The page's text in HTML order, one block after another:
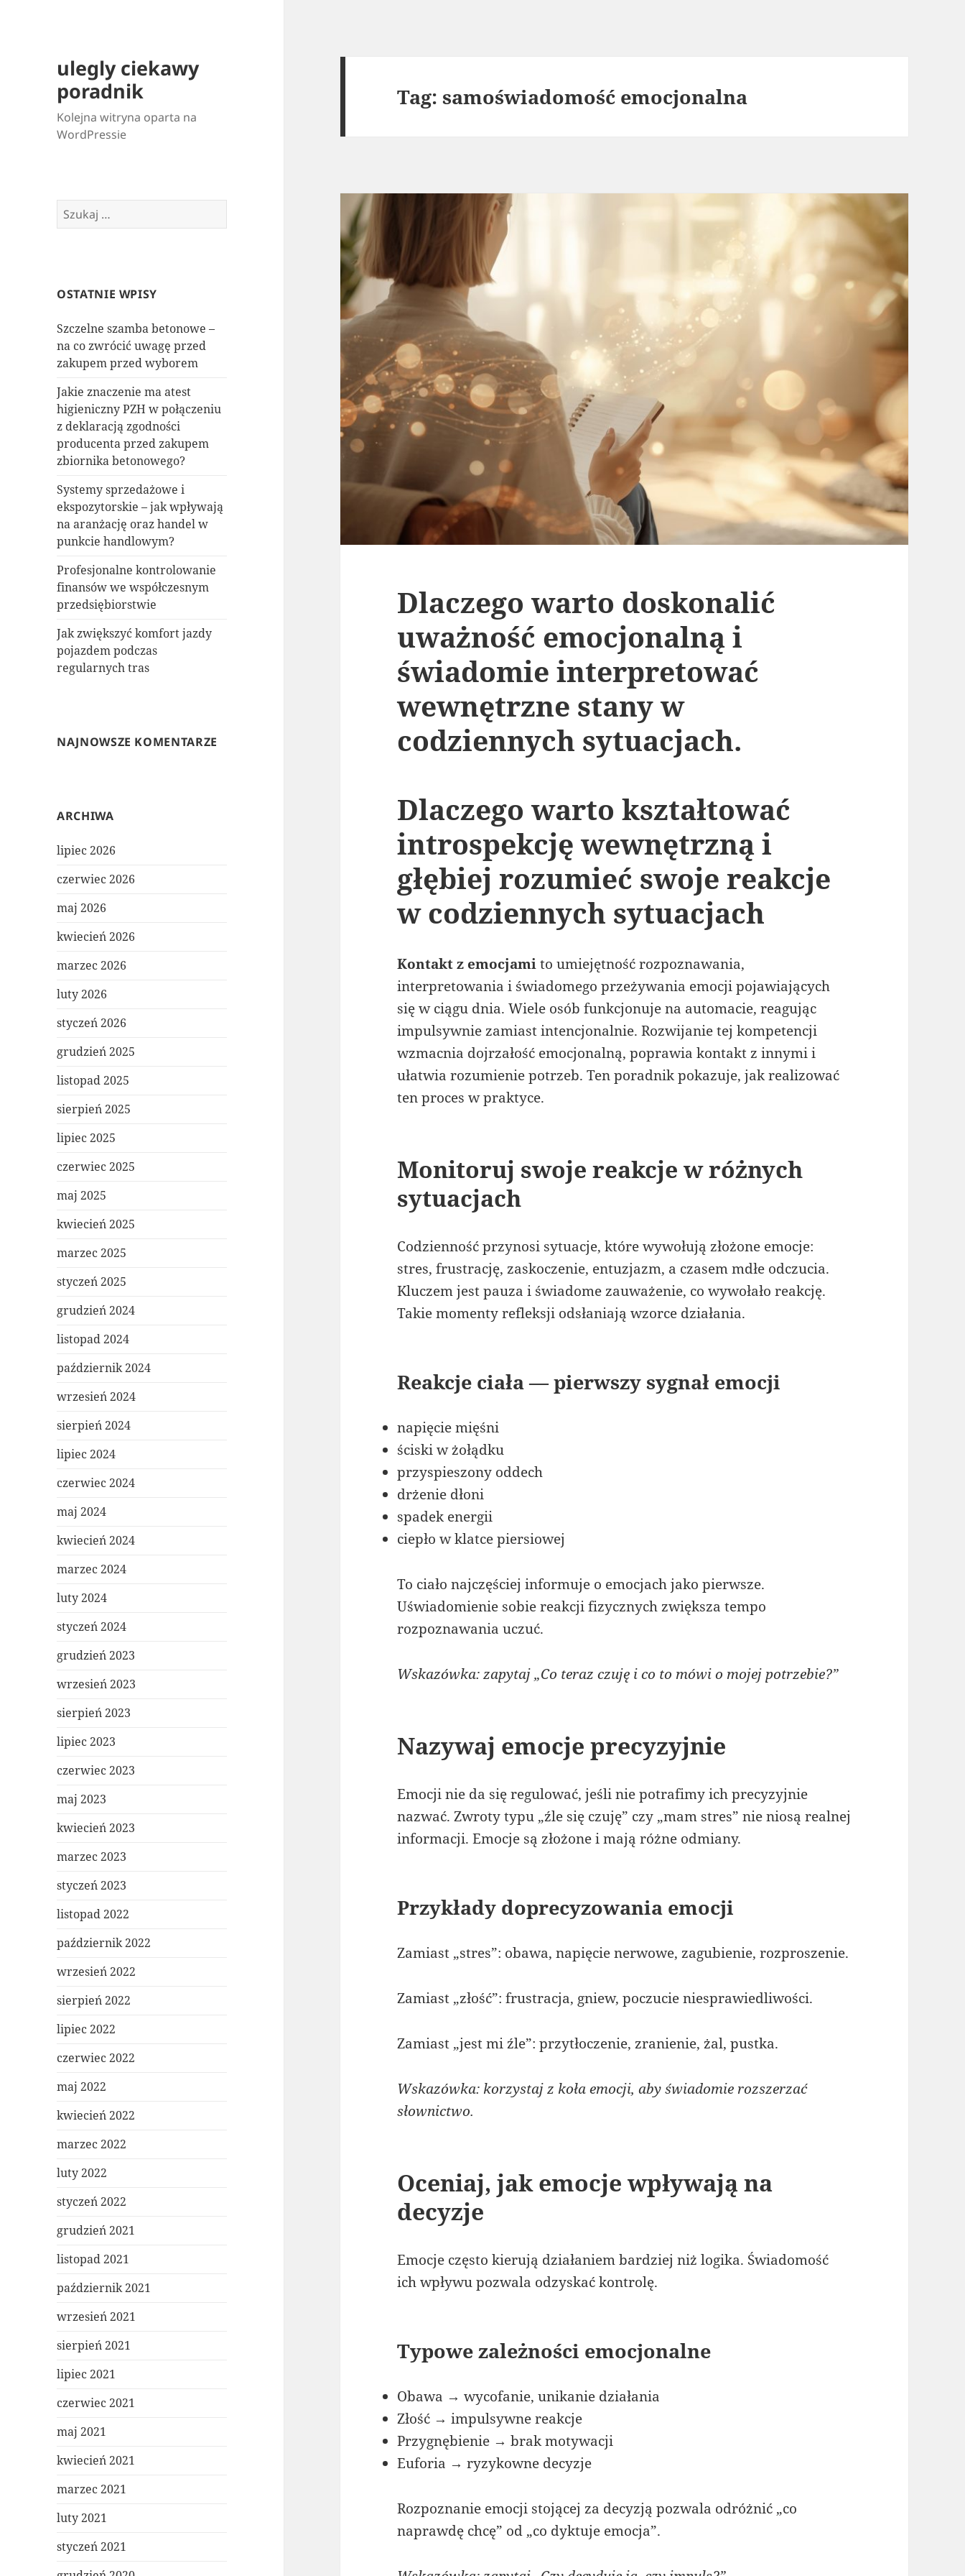
ulegly ciekawy
poradnik
Kolejna witryna oparta na
WordPressie
Szukaj:
OSTATNIE WPISY
Szczelne szamba betonowe –
na co zwrócić uwagę przed
zakupem przed wyborem
Jakie znaczenie ma atest
higieniczny PZH w połączeniu
z deklaracją zgodności
producenta przed zakupem
zbiornika betonowego?
Systemy sprzedażowe i
ekspozytorskie – jak wpływają
na aranżację oraz handel w
punkcie handlowym?
Profesjonalne kontrolowanie
finansów we współczesnym
przedsiębiorstwie
Jak zwiększyć komfort jazdy
pojazdem podczas
regularnych tras
NAJNOWSZE KOMENTARZE
ARCHIWA
lipiec 2026
czerwiec 2026
maj 2026
kwiecień 2026
marzec 2026
luty 2026
styczeń 2026
grudzień 2025
listopad 2025
sierpień 2025
lipiec 2025
czerwiec 2025
maj 2025
kwiecień 2025
marzec 2025
styczeń 2025
grudzień 2024
listopad 2024
październik 2024
wrzesień 2024
sierpień 2024
lipiec 2024
czerwiec 2024
maj 2024
kwiecień 2024
marzec 2024
luty 2024
styczeń 2024
grudzień 2023
wrzesień 2023
sierpień 2023
lipiec 2023
czerwiec 2023
maj 2023
kwiecień 2023
marzec 2023
styczeń 2023
listopad 2022
październik 2022
wrzesień 2022
sierpień 2022
lipiec 2022
czerwiec 2022
maj 2022
kwiecień 2022
marzec 2022
luty 2022
styczeń 2022
grudzień 2021
listopad 2021
październik 2021
wrzesień 2021
sierpień 2021
lipiec 2021
czerwiec 2021
maj 2021
kwiecień 2021
marzec 2021
luty 2021
styczeń 2021
Tag:samoświadomość emocjonalna
Dlaczego warto doskonalić
uważność emocjonalną i
świadomie interpretować
wewnętrzne stany w
codziennych sytuacjach.
Dlaczego warto kształtować
introspekcję wewnętrzną i
głębiej rozumieć swoje reakcje
w codziennych sytuacjach
Kontakt z emocjamito umiejętność rozpoznawania,
interpretowania i świadomego przeżywania emocji pojawiających
się w ciągu dnia. Wiele osób funkcjonuje na automacie, reagując
impulsywnie zamiast intencjonalnie. Rozwijanie tej kompetencji
wzmacnia dojrzałość emocjonalną, poprawia kontakt z innymi i
ułatwia rozumienie potrzeb. Ten poradnik pokazuje, jak realizować
ten proces w praktyce.
Monitoruj swoje reakcje w różnych
sytuacjach
Codzienność przynosi sytuacje, które wywołują złożone emocje:
stres, frustrację, zaskoczenie, entuzjazm, a czasem mdłe odczucia.
Kluczem jest pauza i świadome zauważenie, co wywołało reakcję.
Takie momenty refleksji odsłaniają wzorce działania.
Reakcje ciała — pierwszy sygnał emocji
napięcie mięśni
ściski w żołądku
przyspieszony oddech
drżenie dłoni
spadek energii
ciepło w klatce piersiowej
To ciało najczęściej informuje o emocjach jako pierwsze.
Uświadomienie sobie reakcji fizycznych zwiększa tempo
rozpoznawania uczuć.
Wskazówka: zapytaj „Co teraz czuję i co to mówi o mojej potrzebie?”
Nazywaj emocje precyzyjnie
Emocji nie da się regulować, jeśli nie potrafimy ich precyzyjnie
nazwać. Zwroty typu „źle się czuję” czy „mam stres” nie niosą realnej
informacji. Emocje są złożone i mają różne odmiany.
Przykłady doprecyzowania emocji
Zamiast „stres”: obawa, napięcie nerwowe, zagubienie, rozproszenie.
Zamiast „złość”: frustracja, gniew, poczucie niesprawiedliwości.
Zamiast „jest mi źle”: przytłoczenie, zranienie, żal, pustka.
Wskazówka: korzystaj z koła emocji, aby świadomie rozszerzać
słownictwo.
Oceniaj, jak emocje wpływają na
decyzje
Emocje często kierują działaniem bardziej niż logika. Świadomość
ich wpływu pozwala odzyskać kontrolę.
Typowe zależności emocjonalne
Obawa → wycofanie, unikanie działania
Złość → impulsywne reakcje
Przygnębienie → brak motywacji
Euforia → ryzykowne decyzje
Rozpoznanie emocji stojącej za decyzją pozwala odróżnić „co
naprawdę chcę” od „co dyktuje emocja”.